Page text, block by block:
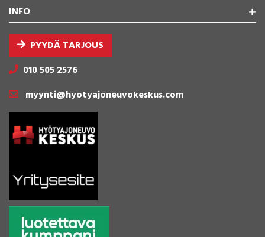
INFO
PYYDÄ TARJOUS
010 505 2576
myynti@hyotyajoneuvokeskus.com